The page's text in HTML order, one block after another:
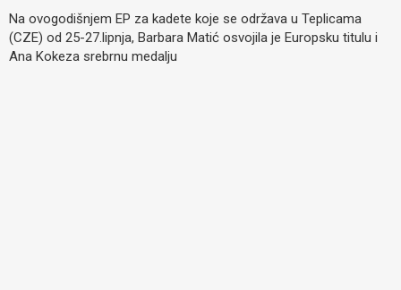
Na ovogodišnjem EP za kadete koje se održava u Teplicama
(CZE) od 25-27.lipnja, Barbara Matić osvojila je Europsku titulu i
Ana Kokeza srebrnu medalju